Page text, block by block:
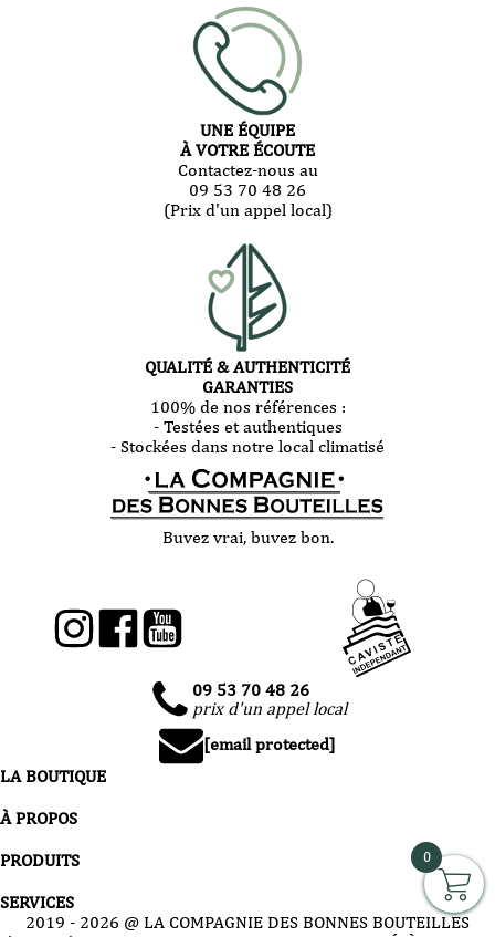
UNE ÉQUIPE
À VOTRE ÉCOUTE
Contactez-nous au
09 53 70 48 26
(Prix d'un appel local)
QUALITÉ & AUTHENTICITÉ
GARANTIES
100% de nos références :
- Testées et authentiques
- Stockées dans notre local climatisé
Buvez vrai, buvez bon.
09 53 70 48 26
prix d'un appel local
[email protected]
LA BOUTIQUE
À PROPOS
PRODUITS
SERVICES
2019 - 2026 @ LA COMPAGNIE DES BONNES BOUTEILLES
0